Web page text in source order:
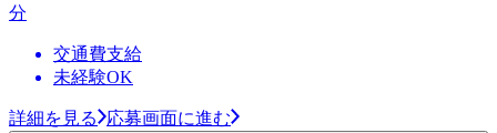
分
交通費支給
未経験OK
詳細を見る 応募画面に進む